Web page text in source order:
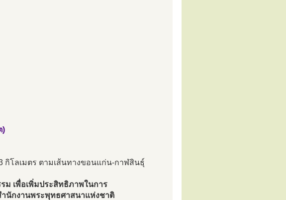
)
กิโลเมตร ตามเส้นทางขอนแก่น-กาฬสินธุ์
ม เพื่อเพิ่มประสิทธิภาพในการ
นักงานพระพุทธศาสนาแห่งชาติ